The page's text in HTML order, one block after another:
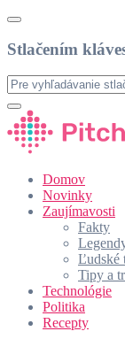
Stlačením
Domov
Novinky
Zaujímavosti
Fakty
Ľudské
Tipy a
Technológie
Politika
Recepty